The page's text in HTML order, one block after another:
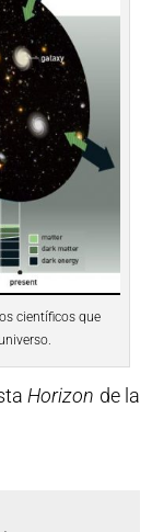
científicos que
Horizon de la